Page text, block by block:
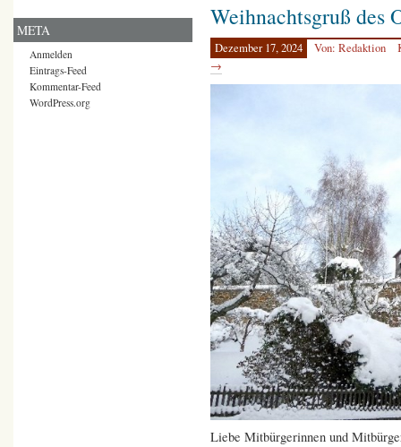
Weihnachtsgruß des
Dezember 17, 2024 Von: Redaktion
→
Liebe Mitbürgerinnen und
META
Anmelden
Eintrags-Feed
Kommentar-Feed
WordPress.org